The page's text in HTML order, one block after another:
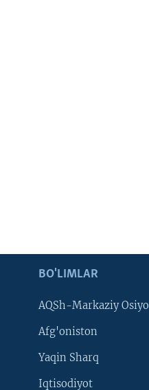
BO'LIMLAR
AQSh-Markaziy Osiyo
Afg'oniston
Yaqin Sharq
Iqtisodiyot